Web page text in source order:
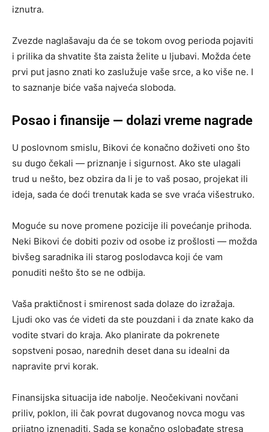
iznutra.
Zvezde naglašavaju da će se tokom ovog perioda pojaviti
i prilika da shvatite šta zaista želite u ljubavi. Možda ćete
prvi put jasno znati ko zaslužuje vaše srce, a ko više ne. I
to saznanje biće vaša najveća sloboda.
Posao i finansije — dolazi vreme nagrade
U poslovnom smislu, Bikovi će konačno doživeti ono što
su dugo čekali — priznanje i sigurnost. Ako ste ulagali
trud u nešto, bez obzira da li je to vaš posao, projekat ili
ideja, sada će doći trenutak kada se sve vraća višestruko.
Moguće su nove promene pozicije ili povećanje prihoda.
Neki Bikovi će dobiti poziv od osobe iz prošlosti — možda
bivšeg saradnika ili starog poslodavca koji će vam
ponuditi nešto što se ne odbija.
Vaša praktičnost i smirenost sada dolaze do izražaja.
Ljudi oko vas će videti da ste pouzdani i da znate kako da
vodite stvari do kraja. Ako planirate da pokrenete
sopstveni posao, narednih deset dana su idealni da
napravite prvi korak.
Finansijska situacija ide nabolje. Neočekivani novčani
priliv, poklon, ili čak povrat dugovanog novca mogu vas
prijatno iznenaditi. Sada se konačno oslobađate stresa